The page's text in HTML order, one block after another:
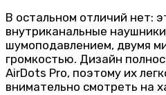
В остальном отличий нет:
внутриканальные
шумоподавлением, двумя
громкостью. Дизайн
AirDots Pro, поэтому их
внимательно смотреть на